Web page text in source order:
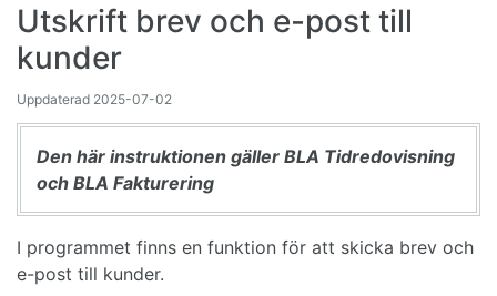
Utskrift brev och e-post till
kunder
Uppdaterad 2025-07-02
Den här instruktionen gäller BLA Tidredovisning
och BLA Fakturering
I programmet finns en funktion för att skicka brev och
e-post till kunder.